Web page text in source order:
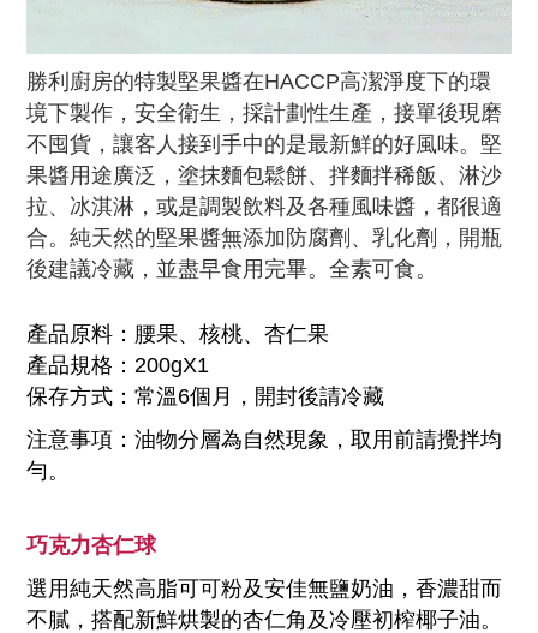
勝利廚房的特製堅果醬在HACCP高潔淨度下的環
境下製作，安全衛生，採計劃性生產，接單後現磨
不囤貨，讓客人接到手中的是最新鮮的好風味。堅
果醬用途廣泛，塗抹麵包鬆餅、拌麵拌稀飯、淋沙
拉、冰淇淋，或是調製飲料及各種風味醬，都很適
合。純天然的堅果醬無添加防腐劑、乳化劑，開瓶
後建議冷藏，並盡早食用完畢。全素可食。
產品原料：腰果、核桃、杏仁果
產品規格：200gX1
保存方式： 常溫6個月，開封後請冷藏
注意事項：油物分層為自然現象，取用前請攪拌均
勻。
巧克力杏仁球
選用純天然高脂可可粉及安佳無鹽奶油，香濃甜而
不膩，搭配新鮮烘製的杏仁角及冷壓初榨椰子油。